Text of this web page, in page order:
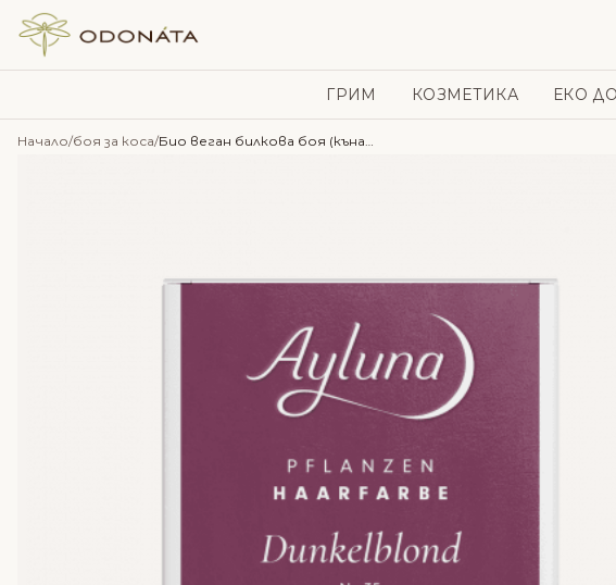
Skip to content
ГРИМ КОЗМЕТИКА ЕКО
Начало/боя за коса/ Био веган билкова боя (къна) за коса – AYLUNA – No35 Dark Blonde